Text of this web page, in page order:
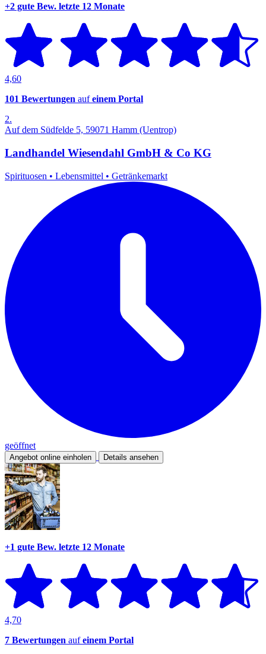
+2 gute Bew. letzte 12 Monate
4,60
101 Bewertungen aufeinem Portal
2.
Auf dem Südfelde 5, 59071 Hamm (Uentrop)
Landhandel Wiesendahl GmbH & Co KG
Spirituosen • Lebensmittel • Getränkemarkt
geöffnet
Angebot online einholen Details ansehen
+1 gute Bew. letzte 12 Monate
4,70
7 Bewertungen aufeinem Portal